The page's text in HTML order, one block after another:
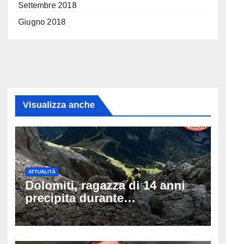
Settembre 2018
Giugno 2018
Visualizza anche
ATTUALITÀ
Dolomiti, ragazza di 14 anni
precipita durante
un’escursione: tragedia sul
Latemar davanti alla famiglia